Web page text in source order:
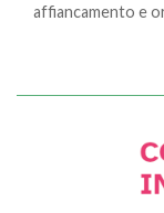
affiancamento e